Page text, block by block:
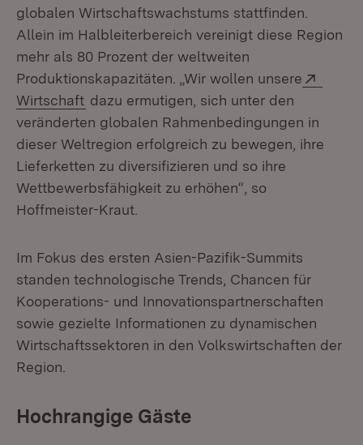
globalen Wirtschaftswachstums stattfinden.
Allein im Halbleiterbereich vereinigt diese Region
mehr als 80 Prozent der weltweiten
Produktionskapazitäten. „Wir wollen unsere
Wirtschaft (Öffnet in neuem Fenster)
dazu ermutigen, sich unter den
veränderten globalen Rahmenbedingungen in
dieser Weltregion erfolgreich zu bewegen, ihre
Lieferketten zu diversifizieren und so ihre
Wettbewerbsfähigkeit zu erhöhen“, so
Hoffmeister-Kraut.
Im Fokus des ersten Asien-Pazifik-Summits
standen technologische Trends, Chancen für
Kooperations- und Innovationspartnerschaften
sowie gezielte Informationen zu dynamischen
Wirtschaftssektoren in den Volkswirtschaften der
Region.
Hochrangige Gäste